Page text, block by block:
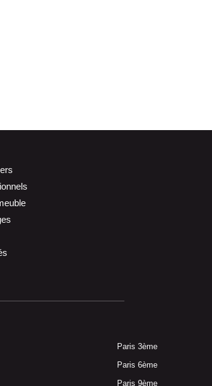
Paris 3ème
Paris 6ème
Paris 9ème